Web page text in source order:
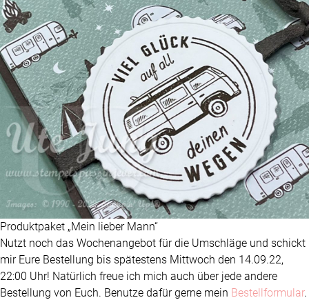
Produktpaket „Mein lieber Mann“
Nutzt noch das Wochenangebot für die Umschläge und schickt
mir Eure Bestellung bis spätestens Mittwoch den 14.09.22,
22:00 Uhr! Natürlich freue ich mich auch über jede andere
Bestellung von Euch. Benutze dafür gerne mein Bestellformular.